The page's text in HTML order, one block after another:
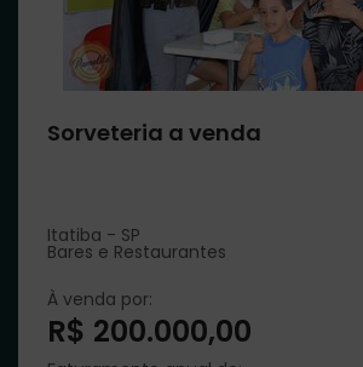
Sorveteria a venda
Itatiba - SP
Bares e Restaurantes
À venda por:
R$ 200.000,00